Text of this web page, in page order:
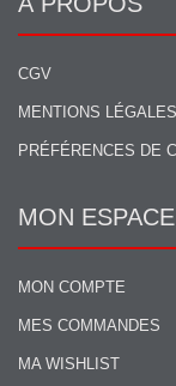
CGV
MENTIONS LÉGALES
PRÉFÉRENCES DE
MON ESPACE
MON COMPTE
MES COMMANDES
MA WISHLIST